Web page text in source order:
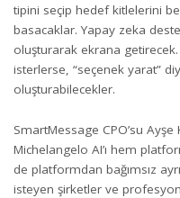
tipini seçip hedef kitlelerini
basacaklar. Yapay zeka
oluşturarak ekrana getirecek.
isterlerse, “seçenek yarat”
oluşturabilecekler.
SmartMessage CPO’su
Michelangelo AI’ı hem
de platformdan bağımsız
isteyen şirketler ve